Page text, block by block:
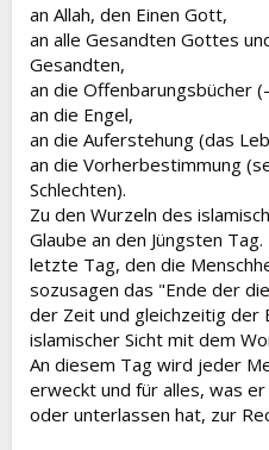
an Allah, den Einen Gott,
an alle Gesandten Gottes
Gesandten,
an die Offenbarungsbücher
an die Engel,
an die Auferstehung (das
an die Vorherbestimmung
Schlechten).
Zu den Wurzeln des
Glaube an den Jüngsten
letzte Tag, den die
sozusagen das "Ende der
der Zeit und gleichzeitig der
islamischer Sicht mit dem
An diesem Tag wird jeder
erweckt und für alles, was
oder unterlassen hat, zur